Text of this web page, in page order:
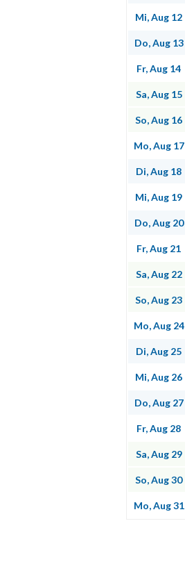
Mi, Aug 12
Do, Aug 13
Fr, Aug 14
Sa, Aug 15
So, Aug 16
Mo, Aug 17
Di, Aug 18
Mi, Aug 19
Do, Aug 20
Fr, Aug 21
Sa, Aug 22
So, Aug 23
Mo, Aug 24
Di, Aug 25
Mi, Aug 26
Do, Aug 27
Fr, Aug 28
Sa, Aug 29
So, Aug 30
Mo, Aug 31